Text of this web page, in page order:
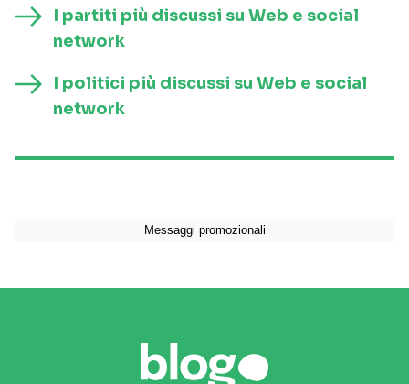
I partiti più discussi su Web e social
network
I politici più discussi su Web e social
network